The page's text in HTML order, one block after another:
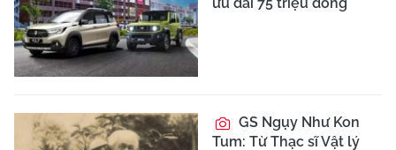
GS Ngụy Như Kon
Tum: Từ Thạc sĩ Vật lý